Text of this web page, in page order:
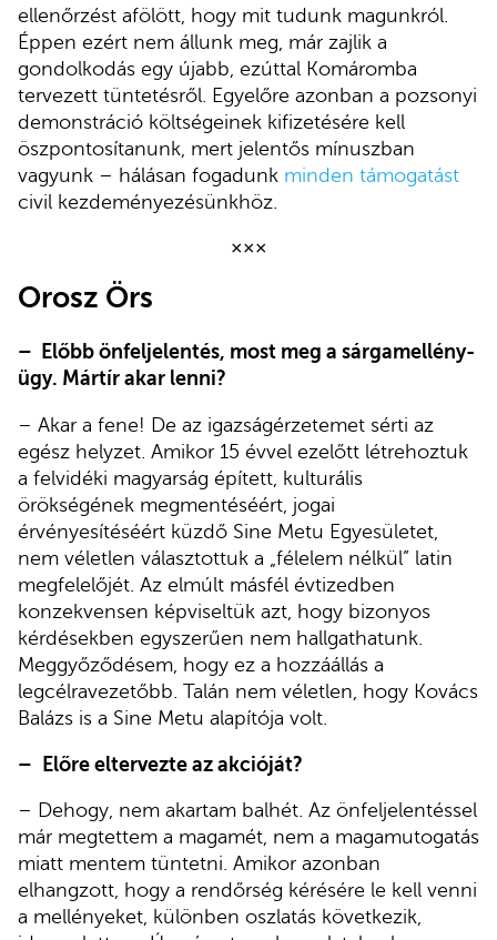
ellenőrzést afölött, hogy mit tudunk magunkról.
Éppen ezért nem állunk meg, már zajlik a
gondolkodás egy újabb, ezúttal Komáromba
tervezett tüntetésről. Egyelőre azonban a pozsonyi
demonstráció költségeinek kifizetésére kell
öszpontosítanunk, mert jelentős mínuszban
vagyunk – hálásan fogadunk minden támogatást
civil kezdeményezésünkhöz.
×××
Orosz Örs
– Előbb önfeljelentés, most meg a sárgamellény-
ügy. Mártír akar lenni?
– Akar a fene! De az igazságérzetemet sérti az
egész helyzet. Amikor 15 évvel ezelőtt létrehoztuk
a felvidéki magyarság épített, kulturális
örökségének megmentéséért, jogai
érvényesítéséért küzdő Sine Metu Egyesületet,
nem véletlen választottuk a „félelem nélkül” latin
megfelelőjét. Az elmúlt másfél évtizedben
konzekvensen képviseltük azt, hogy bizonyos
kérdésekben egyszerűen nem hallgathatunk.
Meggyőződésem, hogy ez a hozzáállás a
legcélravezetőbb. Talán nem véletlen, hogy Kovács
Balázs is a Sine Metu alapítója volt.
– Előre eltervezte az akcióját?
– Dehogy, nem akartam balhét. Az önfeljelentéssel
már megtettem a magamét, nem a magamutogatás
miatt mentem tüntetni. Amikor azonban
elhangzott, hogy a rendőrség kérésére le kell venni
a mellényeket, különben oszlatás következik,